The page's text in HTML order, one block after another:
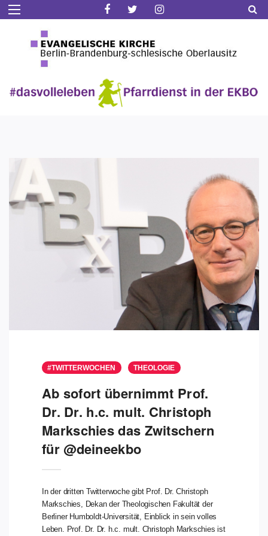
#TWITTERWOCHEN THEOLOGIE
Ab sofort übernimmt Prof.
Dr. Dr. h.c. mult. Christoph
Markschies das Zwitschern
für @deineekbo
In der dritten Twitterwoche gibt Prof. Dr. Christoph
Markschies, Dekan der Theologischen Fakultät der
Berliner Humboldt-Universität, Einblick in sein volles
Leben. Prof. Dr. Dr. h.c. mult. Christoph Markschies ist